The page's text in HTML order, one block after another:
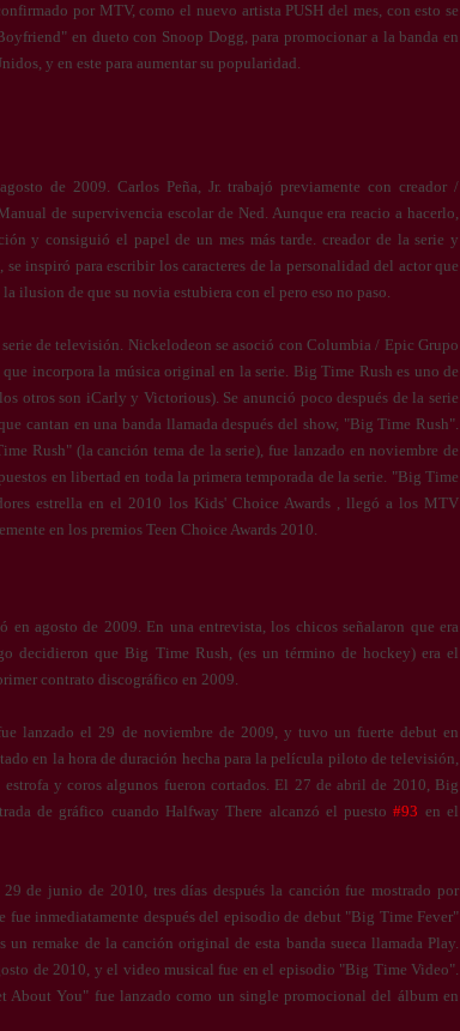
por MTV, como el nuevo artista PUSH del mes, con esto se
en dueto con Snoop Dogg, para promocionar a la banda en
y en este para aumentar su popularidad.
de 2009. Carlos Peña, Jr. trabajó previamente con creador /
de supervivencia escolar de Ned. Aunque era reacio a hacerlo,
y consiguió el papel de un mes más tarde. creador de la serie y
inspiró para escribir los caracteres de la personalidad del actor que
ilusion de que su novia estubiera con el pero eso no paso.
de televisión. Nickelodeon se asoció con Columbia / Epic Grupo
incorpora la música original en la serie. Big Time Rush es uno de
otros son iCarly y Victorious). Se anunció poco después de la serie
cantan en una banda llamada después del show, "Big Time Rush".
Rush" (la canción tema de la serie), fue lanzado en noviembre de
en libertad en toda la primera temporada de la serie. "Big Time
estrella en el 2010 los Kids' Choice Awards , llegó a los MTV
en los premios Teen Choice Awards 2010.
en agosto de 2009. En una entrevista, los chicos señalaron que era
decidieron que Big Time Rush, (es un término de hockey) era el
contrato discográfico en 2009.
lanzado el 29 de noviembre de 2009, y tuvo un fuerte debut en
en la hora de duración hecha para la película piloto de televisión,
y coros algunos fueron cortados. El 27 de abril de 2010, Big
de gráfico cuando Halfway There alcanzó el puesto#93 en el
de junio de 2010, tres días después la canción fue mostrado por
fue inmediatamente después del episodio de debut "Big Time Fever"
remake de la canción original de esta banda sueca llamada Play.
de 2010, y el video musical fue en el episodio "Big Time Video".
About You" fue lanzado como un single promocional del álbum en